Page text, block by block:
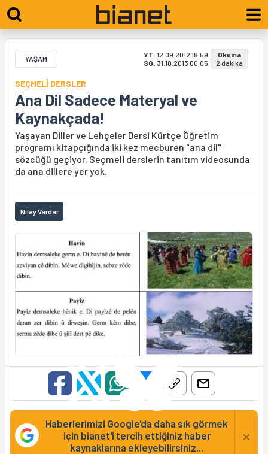
YAŞAM YT: 12.09.2012 18:59
SG: 31.10.2013 00:05
Okuma
2 dakika
SEÇMELİ DERSLER
Ana Dil Sadece Materyal ve
Kaynakçada!
Yaşayan Diller ve Lehçeler Dersi Kürtçe Öğretim
programı kitapçığında iki kez mecburen "ana dil"
sözcüğü geçiyor. Seçmeli derslerin tanıtım videosunda
da ana dillere yer yok.
Nilay Vardar
Haberlerimizi Google'da daha sık görmek
için bianet'i tercih ettiğiniz haber
kaynaklarına ekleyebilirsiniz...
×